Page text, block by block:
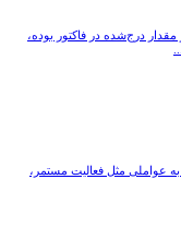
درج‌شده در فاکتور بوده،
عواملی مثل فعالیت مستمر،